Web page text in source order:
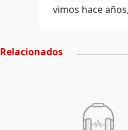
vimos hace
Relacionados